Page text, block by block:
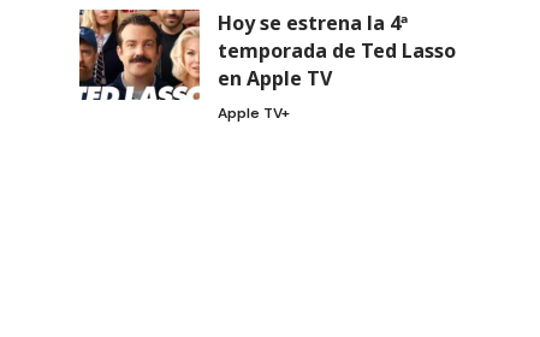
Hoy se estrena la 4ª
temporada de Ted Lasso
en Apple TV
Apple TV+